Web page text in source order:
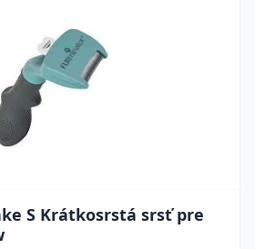
S Krátkosrstá srsť pre